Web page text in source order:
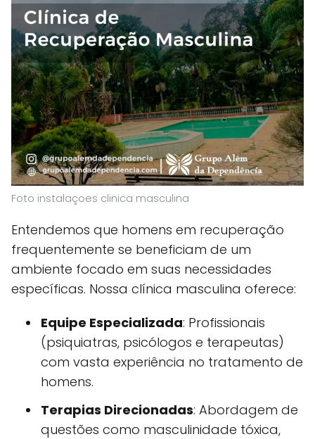
Foto instalaçoes clinica masculina
Entendemos que homens em recuperação
frequentemente se beneficiam de um
ambiente focado em suas necessidades
específicas. Nossa clínica masculina oferece:
Equipe Especializada: Profissionais
(psiquiatras, psicólogos e terapeutas)
com vasta experiência no tratamento de
homens.
Terapias Direcionadas: Abordagem de
questões como masculinidade tóxica,